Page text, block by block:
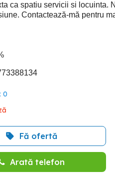
ca spatiu servicii si locuinta.
Contactează-mă pentru
0
Fă ofertă
Arată telefon